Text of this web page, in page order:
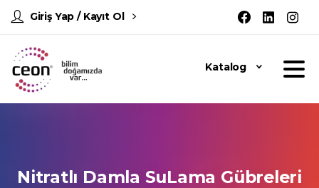
Giriş Yap / Kayıt Ol
Katalog
Nitratlı Damla SuLama Gübreleri